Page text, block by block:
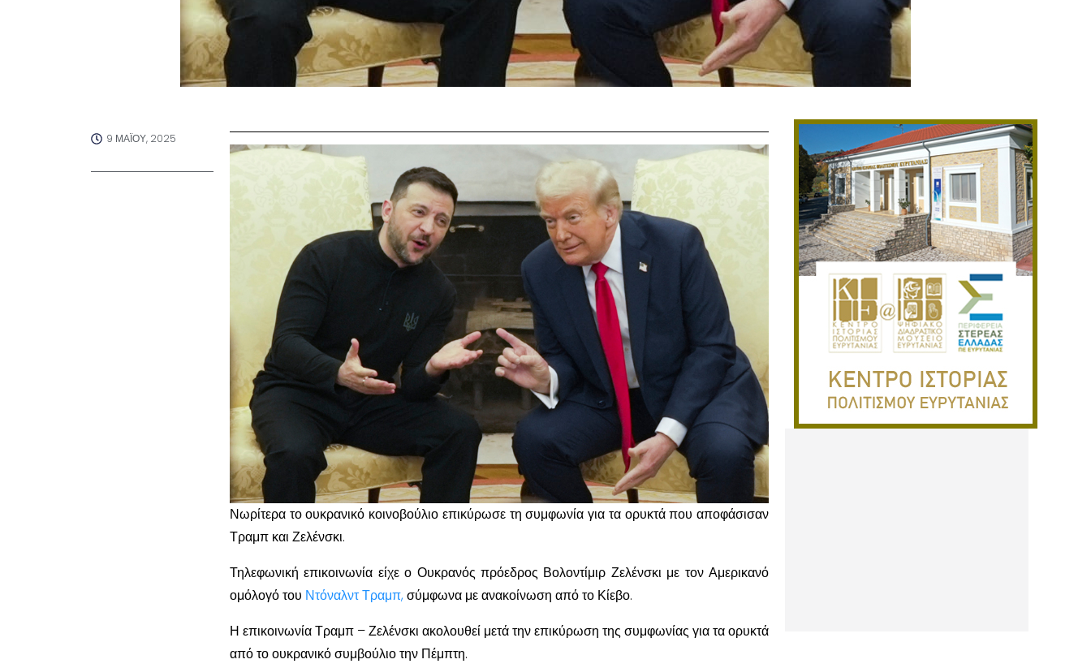
9 ΜΑΪ́ΟΥ, 2025
Νωρίτερα το ουκρανικό κοινοβούλιο επικύρωσε τη συμφωνία για τα ορυκτά που αποφάσισαν
Τραμπ και Ζελένσκι.
Τηλεφωνική επικοινωνία είχε ο Ουκρανός πρόεδρος Βολοντίμιρ Ζελένσκι με τον Αμερικανό
ομόλογό του Ντόναλντ Τραμπ, σύμφωνα με ανακοίνωση από το Κίεβο.
Η επικοινωνία Τραμπ – Ζελένσκι ακολουθεί μετά την επικύρωση της συμφωνίας για τα ορυκτά
από το ουκρανικό συμβούλιο την Πέμπτη.